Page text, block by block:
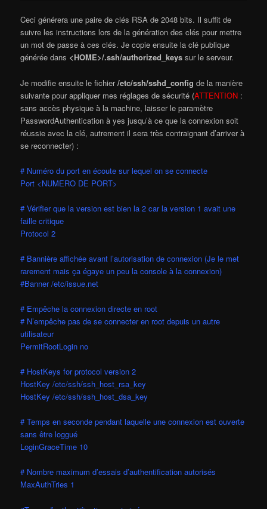
Ceci générera une paire de clés RSA de 2048 bits. Il suffit de
suivre les instructions lors de la génération des clés pour mettre
un mot de passe à ces clés. Je copie ensuite la clé publique
générée dans <HOME>/.ssh/authorized_keys sur le serveur.
Je modifie ensuite le fichier/etc/ssh/sshd_config de la manière
suivante pour appliquer mes réglages de sécurité (ATTENTION :
sans accès physique à la machine, laisser le paramètre
PasswordAuthentication à yes jusqu’à ce que la connexion soit
réussie avec la clé, autrement il sera très contraignant d’arriver à
se reconnecter) :
# Numéro du port en écoute sur lequel on se connecte
Port <NUMERO DE PORT>
# Vérifier que la version est bien la 2 car la version 1 avait une
faille critique
Protocol 2
# Bannière affichée avant l’autorisation de connexion (Je le met
rarement mais ça égaye un peu la console à la connexion)
#Banner /etc/issue.net
# Empêche la connexion directe en root
# N’empêche pas de se connecter en root depuis un autre
utilisateur
PermitRootLogin no
# HostKeys for protocol version 2
HostKey /etc/ssh/ssh_host_rsa_key
HostKey /etc/ssh/ssh_host_dsa_key
# Temps en seconde pendant laquelle une connexion est ouverte
sans être loggué
LoginGraceTime 10
# Nombre maximum d’essais d’authentification autorisés
MaxAuthTries 1